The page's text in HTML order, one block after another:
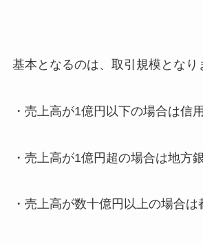
基本となるのは、取引規模となり
・売上高が1億円以下の場合は信
・売上高が1億円超の場合は地方
・売上高が数十億円以上の場合は